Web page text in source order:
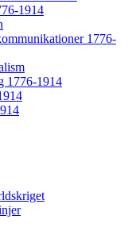
1914
1776-
1776-1914